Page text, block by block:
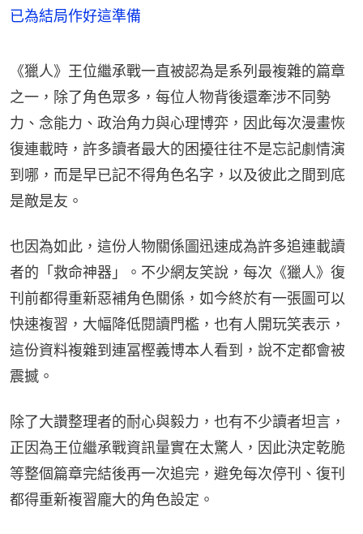
已為結局作好這準備
《獵人》王位繼承戰一直被認為是系列最複雜的篇章
之一，除了角色眾多，每位人物背後還牽涉不同勢
力、念能力、政治角力與心理博弈，因此每次漫畫恢
復連載時，許多讀者最大的困擾往往不是忘記劇情演
到哪，而是早已記不得角色名字，以及彼此之間到底
是敵是友。
也因為如此，這份人物關係圖迅速成為許多追連載讀
者的「救命神器」。不少網友笑說，每次《獵人》復
刊前都得重新惡補角色關係，如今終於有一張圖可以
快速複習，大幅降低閱讀門檻，也有人開玩笑表示，
這份資料複雜到連冨樫義博本人看到，說不定都會被
震撼。
除了大讚整理者的耐心與毅力，也有不少讀者坦言，
正因為王位繼承戰資訊量實在太驚人，因此決定乾脆
等整個篇章完結後再一次追完，避免每次停刊、復刊
都得重新複習龐大的角色設定。